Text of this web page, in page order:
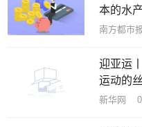
本的水
南方都市
迎亚运
运动的
新华网